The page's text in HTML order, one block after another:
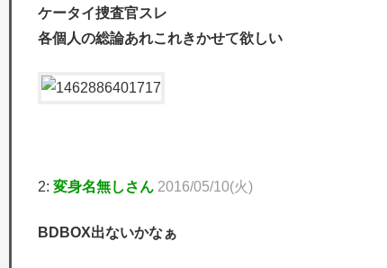
ケータイ捜査官スレ
各個人の総論あれこれきかせて欲しい
2: 変身名無しさん 2016/05/10(火)
BDBOX出ないかなぁ